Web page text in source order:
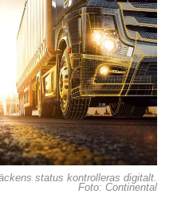
status kontrolleras digitalt.
Foto: Continental